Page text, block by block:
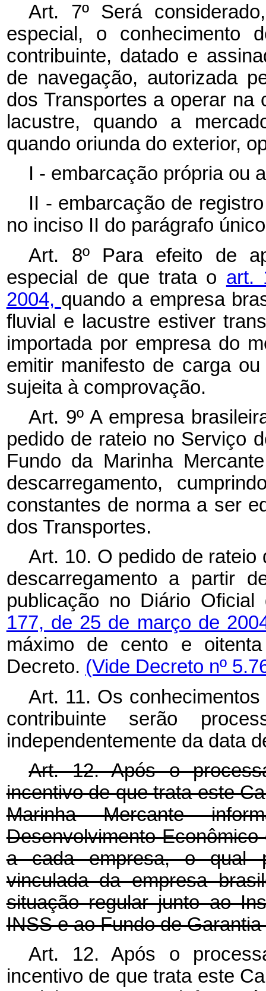
Art. 7º Será
especial, o conhecimento
contribuinte, datado e
de navegação, autorizada
dos Transportes a operar na
lacustre, quando a
quando oriunda do exterior,
I - embarcação própria ou
II - embarcação de
no inciso II do parágrafo
Art. 8º Para efeito de
especial de que trata o art.
2004, quando a empresa
fluvial e lacustre estiver
importada por empresa do
emitir manifesto de carga
sujeita à comprovação.
Art. 9º A empresa
pedido de rateio no Serviço
Fundo da Marinha
descarregamento,
constantes de norma a ser
dos Transportes.
Art. 10. O pedido de
descarregamento a partir
publicação no Diário
177, de 25 de março de
máximo de cento e
Decreto. (Vide Decreto nº
Art. 11. Os
contribuinte serão
independentemente da data
Art. 12. Após o
incentivo de que trata este
Marinha Mercante
Desenvolvimento
a cada empresa, o qual
vinculada da empresa
situação regular junto ao
INSS e ao Fundo de
Art. 12. Após o
incentivo de que trata este